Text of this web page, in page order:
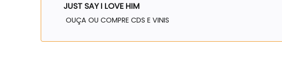
JUST SAY I LOVE HIM
OUÇA OU COMPRE CDS E VINIS